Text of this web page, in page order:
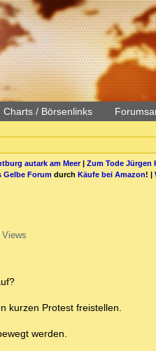
Charts / Börsenlinks
autark am Meer| Zum Tode Jürgen
Gelbe Forum durch Käufe bei Amazon! |
Views
kurzen Protest freistellen.
werden.